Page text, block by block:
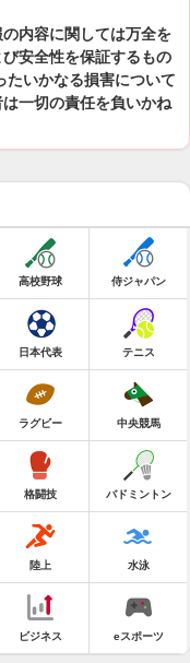
内容に関しては万全を
安全性を保証するもの
たいかなる損害について
一切の責任を負いかね
高校野球 侍ジャパン
日本代表 テニス
ラグビー 中央競馬
格闘技 バドミントン
陸上 水泳
ビジネス eスポーツ